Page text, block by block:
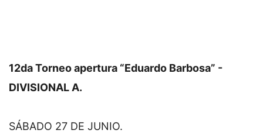
12da Torneo apertura “Eduardo Barbosa” -
DIVISIONAL A.
SÁBADO 27 DE JUNIO.